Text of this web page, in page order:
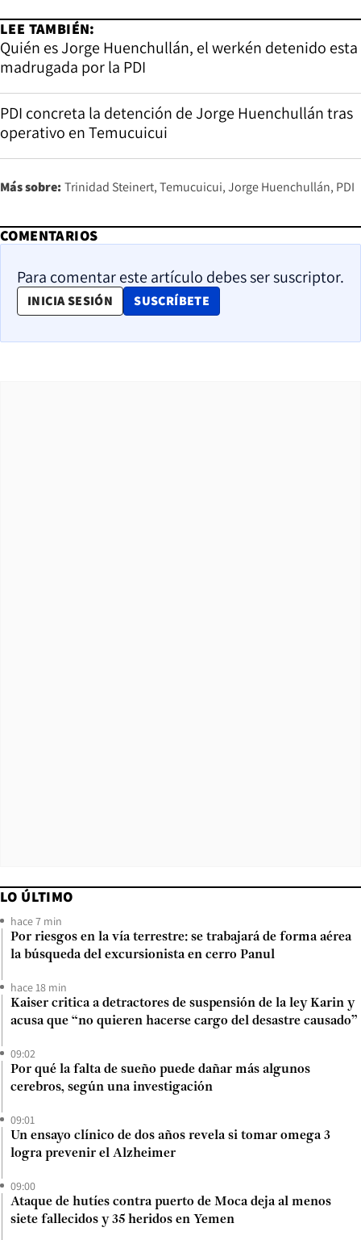
LEE TAMBIÉN:
Quién es Jorge Huenchullán, el werkén detenido esta
madrugada por la PDI
PDI concreta la detención de Jorge Huenchullán tras
operativo en Temucuicui
Más sobre: Trinidad Steinert Temucuicui Jorge Huenchullán PDI
COMENTARIOS
Para comentar este artículo debes ser suscriptor.
INICIA SESIÓN SUSCRÍBETE
OPENS IN NEW WINDOW
LO ÚLTIMO
hace 7 min
Por riesgos en la vía terrestre: se trabajará de forma aérea
la búsqueda del excursionista en cerro Panul
hace 18 min
Kaiser critica a detractores de suspensión de la ley Karin y
acusa que “no quieren hacerse cargo del desastre causado”
09:02
Por qué la falta de sueño puede dañar más algunos
cerebros, según una investigación
09:01
Un ensayo clínico de dos años revela si tomar omega 3
logra prevenir el Alzheimer
09:00
Ataque de hutíes contra puerto de Moca deja al menos
siete fallecidos y 35 heridos en Yemen